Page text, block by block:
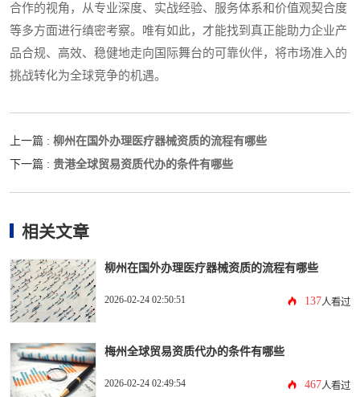
合作的视角，从专业深度、实战经验、服务体系和价值观契合度
等多方面进行缜密考察。唯有如此，才能找到真正能助力企业产
品合规、高效、稳健地走向国际舞台的可靠伙伴，将市场准入的
挑战转化为全球竞争的机遇。
上一篇 : 柳州在国外办理医疗器械资质的流程有哪些
下一篇 : 贵港全球贸易资质代办的条件有哪些
相关文章
柳州在国外办理医疗器械资质的流程有哪些
2026-02-24 02:50:51 137人看过
梅州全球贸易资质代办的条件有哪些
2026-02-24 02:49:54 467人看过